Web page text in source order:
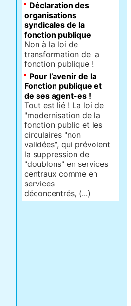
Déclaration des
organisations
syndicales de la
fonction publique
Non à la loi de
transformation de la
fonction publique !
Pour l’avenir de la
Fonction publique et
de ses agent-es !
Tout est lié ! La loi de
"modernisation de la
fonction public et les
circulaires "non
validées", qui prévoient
la suppression de
"doublons" en services
centraux comme en
services
déconcentrés, (...)